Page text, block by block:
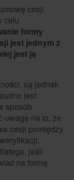
cesji
celu
formy
jest jednym z
jest ją
są jednak
jest
sposób
uwagę na to, że
cesji pomiędzy
jeśli
na formę